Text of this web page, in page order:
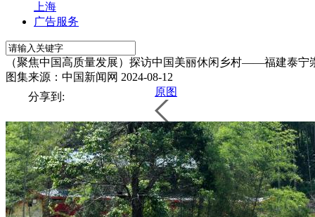
上海
广告服务
（聚焦中国高质量发展）探访中国美丽休闲乡村——福建泰宁
图集来源：中国新闻网 2024-08-12
分享到:
原图